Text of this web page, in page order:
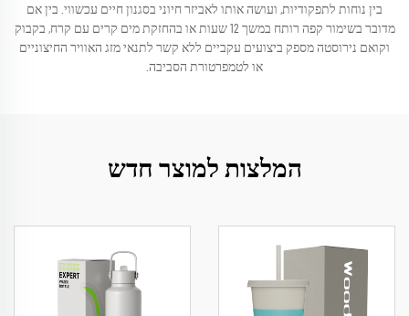
בין נוחות לתפקודיות, ועושה אותו לאביזר חיוני בסגנון חיים עכשווי. בין אם
מדובר בשימור קפה רותח במשך 12 שעות או בהחזקת מים קרים עם קרח, בקבוק
וקואם נירוסטה מספק ביצועים עקביים ללא קשר לתנאי מזג האוויר החיצוניים
או לטמפרטורת הסביבה.
המלצות למוצר חדש